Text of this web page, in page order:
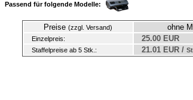
Passend für folgende Modelle:
Preise (zzgl. Versand) ohne
Einzelpreis: 25.00 EUR
Staffelpreise ab 5 Stk.: 21.01 EUR /